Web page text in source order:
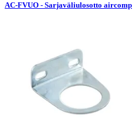
AC-FVUO - Sarjaväliulosotto aircomp